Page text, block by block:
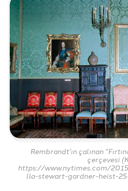
Rembrandt’ın çalınan
çerçevesi
https://www.nytimes.com/
lla-stewart-gardner-heist-